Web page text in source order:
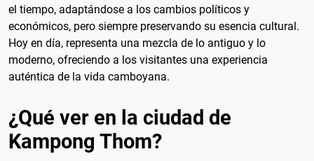
el tiempo, adaptándose a los cambios políticos y
económicos, pero siempre preservando su esencia cultural.
Hoy en día, representa una mezcla de lo antiguo y lo
moderno, ofreciendo a los visitantes una experiencia
auténtica de la vida camboyana.
¿Qué ver en la ciudad de
Kampong Thom?